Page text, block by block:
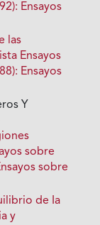
Ensayos
las
Ensayos
Ensayos
Y
sobre
sobre
de Ia
y